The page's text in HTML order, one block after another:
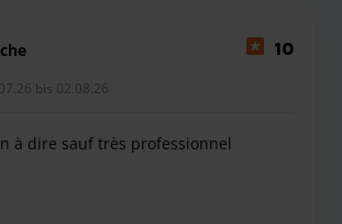
10
bis 02.08.26
à dire sauf très professionnel